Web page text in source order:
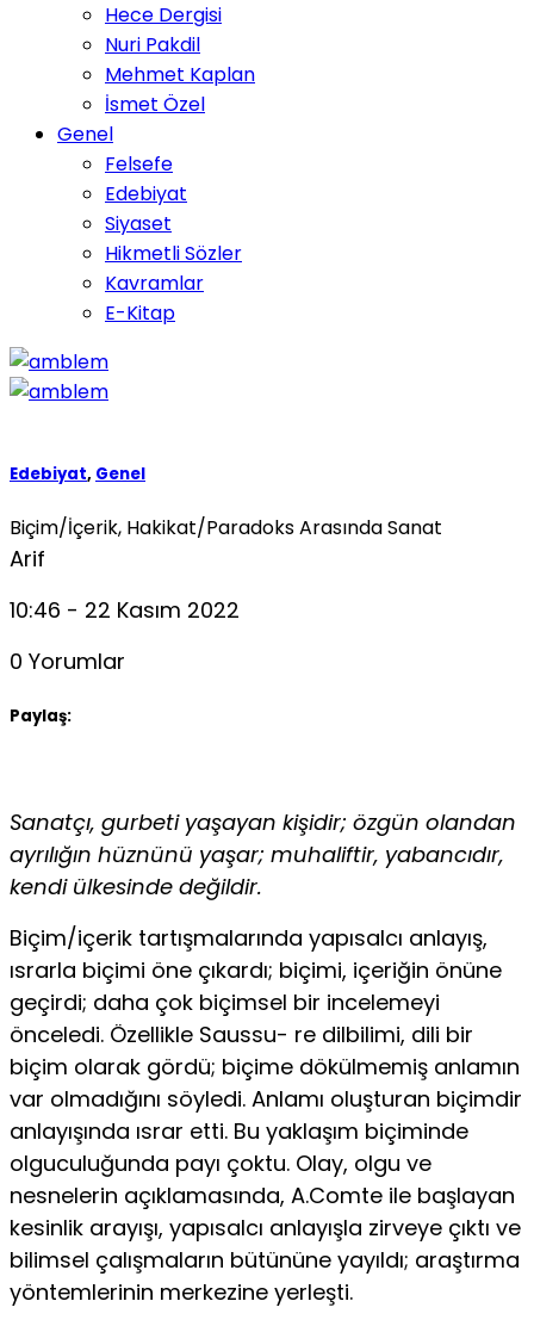
Hece Dergisi
Nuri Pakdil
Mehmet Kaplan
İsmet Özel
Genel
Felsefe
Edebiyat
Siyaset
Hikmetli Sözler
Kavramlar
E-Kitap
Edebiyat, Genel
Biçim/İçerik, Hakikat/Paradoks Arasında Sanat
Arif
10:46 - 22 Kasım 2022
0 Yorumlar
Paylaş:
Sanatçı, gurbeti yaşayan kişidir; özgün olandan
ayrılığın hüznünü yaşar; muhaliftir, yabancıdır,
kendi ülkesinde değildir.
Biçim/içerik tartışmalarında yapısalcı anlayış,
ısrarla bi­çimi öne çıkardı; biçimi, içeriğin önüne
geçirdi; daha çok biçimsel bir incelemeyi
önceledi. Özellikle Saussu- re dilbilimi, dili bir
biçim olarak gördü; biçime dökülmemiş anlamın
var olmadığını söyledi. Anlamı oluşturan biçimdir
anlayışında ısrar etti. Bu yaklaşım biçiminde
olguculuğunda payı çoktu. Olay, olgu ve
nesnelerin açıklamasında, A.Comte ile başlayan
kesinlik arayışı, yapısalcı anlayışla zirveye çıktı ve
bilimsel çalışmaların bütününe yayıldı; araştırma
yöntemleri­nin merkezine yerleşti.